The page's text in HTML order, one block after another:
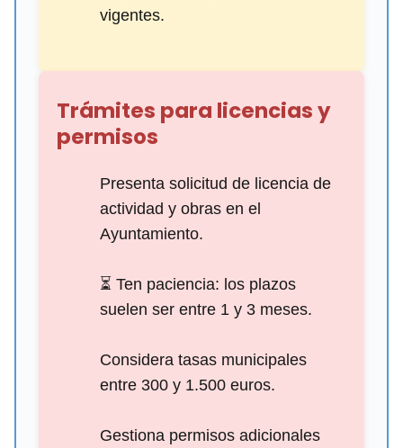
vigentes.
Trámites para licencias y
permisos
Presenta solicitud de licencia de
actividad y obras en el
Ayuntamiento.
⏳ Ten paciencia: los plazos
suelen ser entre 1 y 3 meses.
Considera tasas municipales
entre 300 y 1.500 euros.
Gestiona permisos adicionales